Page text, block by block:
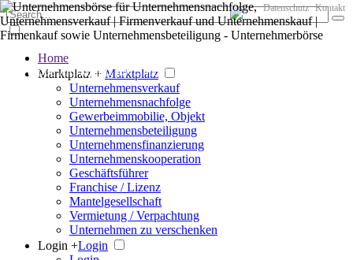
Der große Marktplatz für Unternehmen
Datenschutz Kontakt
Home
Marktplatz + Marktplatz
Unternehmensverkauf
Unternehmensnachfolge
Gewerbeimmobilie, Objekt
Unternehmensbeteiligung
Unternehmensfinanzierung
Unternehmenskooperation
Geschäftsführer
Franchise / Lizenz
Mantelgesellschaft
Vermietung / Verpachtung
Unternehmen zu verschenken
Login +Login